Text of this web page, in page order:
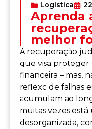
Logística
Aprenda
melhor
A recuperação
que visa proteger
financeira – mas,
reflexo de falhas
acumulam ao
muitas vezes está
desorganizada,